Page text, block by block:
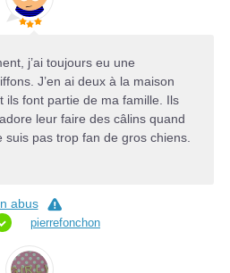
j’ai toujours eu une
J’en ai deux à la maison
ils font partie de ma famille. Ils
leur faire des câlins quand
suis pas trop fan de gros chiens.
abus
pierrefonchon